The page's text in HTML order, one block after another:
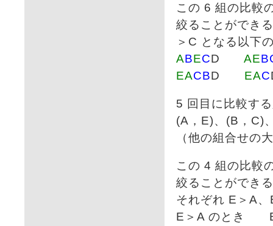
この 6 組の比較
絞ることができ
＞C となる以下
ABECD AEB
EACBD EAC
5 回目に比較す
(A，E)、(B，C)
（他の組合せの
この 4 組の比較
絞ることができ
それぞれ E＞A
E＞A のとき